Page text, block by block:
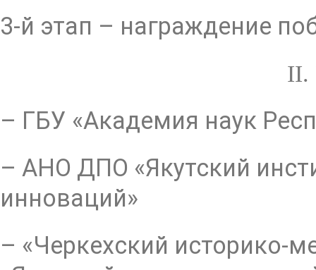
3-й этап – награждение
II.
– ГБУ «Академия наук
– АНО ДПО «Якутский
инноваций»
– «Черкехский историко-